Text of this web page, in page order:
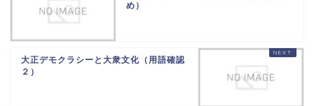
め）
大正デモクラシーと大衆文化（用語確認
２）